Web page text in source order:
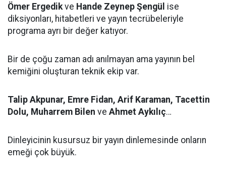
Ömer Ergedikve Hande Zeynep Şengül ise
diksiyonları, hitabetleri ve yayın tecrübeleriyle
programa ayrı bir değer katıyor.
Bir de çoğu zaman adı anılmayan ama yayının bel
kemiğini oluşturan teknik ekip var.
Talip Akpunar, Emre Fidan, Arif Karaman, Tacettin
Dolu, Muharrem Bilen ve Ahmet Aykılıç…
Dinleyicinin kusursuz bir yayın dinlemesinde onların
emeği çok büyük.